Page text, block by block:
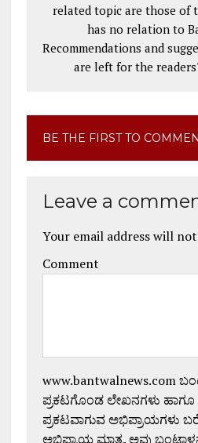
related topic are those of
has no relation to
Recommendations and
are left for the
BE THE FIRST TO
Leave a
Your email address will
Comment
www.bantwalnews.com
ಪ್ರಕಟಗೊಂಡ ಲೇಖನಗಳು
ಪ್ರಕಟವಾಗುವ ಅಭಿಪ್ರಾಯಗಳು
ಅಭಿಪ್ರಾಯ ಮಾತ್ರ. ಅವು